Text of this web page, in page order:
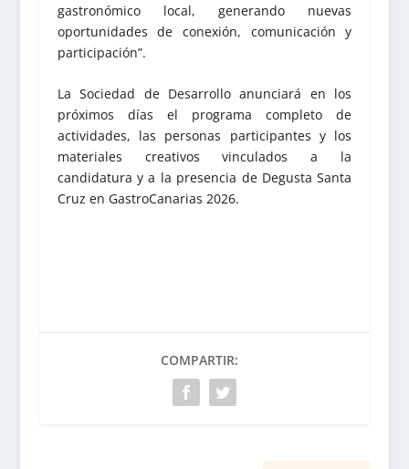
gastronómico local, generando nuevas
oportunidades de conexión, comunicación y
participación”.
La Sociedad de Desarrollo anunciará en los
próximos días el programa completo de
actividades, las personas participantes y los
materiales creativos vinculados a la
candidatura y a la presencia de Degusta Santa
Cruz en GastroCanarias 2026.
COMPARTIR: